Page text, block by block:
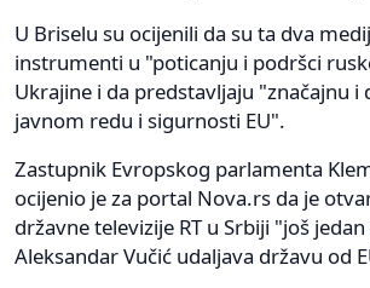
U Briselu su ocijenili da su ta dva
instrumenti u "poticanju i podršci
Ukrajine i da predstavljaju "značajnu
javnom redu i sigurnosti EU".
Zastupnik Evropskog parlamenta
ocijenio je za portal Nova.rs da je
državne televizije RT u Srbiji "još
Aleksandar Vučić udaljava državu od